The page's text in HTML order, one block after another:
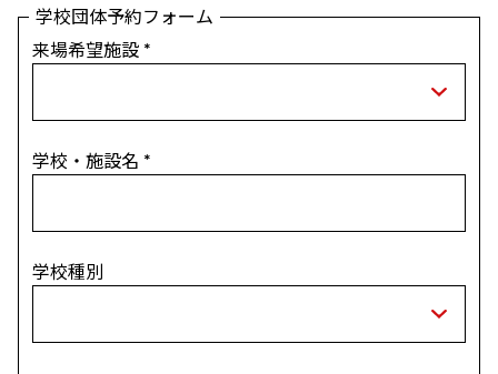
学校団体予約フォーム
来場希望施設 *
学校・施設名 *
学校種別